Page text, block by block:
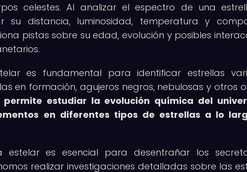
celestes. Al analizar el espectro de una
su distancia, luminosidad, temperatura y
pistas sobre su edad, evolución y posibles
es fundamental para identificar estrellas
en formación, agujeros negros, nebulosas y otros
estudiar la evolución química del
en diferentes tipos de estrellas a lo
estelar es esencial para desentrañar los
realizar investigaciones detalladas sobre las